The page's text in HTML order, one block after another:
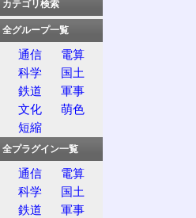
カテゴリ検索
全グループ一覧
通信
電算
科学
国土
鉄道
軍事
文化
萌色
短縮
全プラグイン一覧
通信
電算
科学
国土
鉄道
軍事